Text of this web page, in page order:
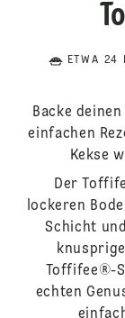
ETWA 24
Backe
einfachen
Kekse
Der
lockeren
Schicht
Toffifee®-
echten